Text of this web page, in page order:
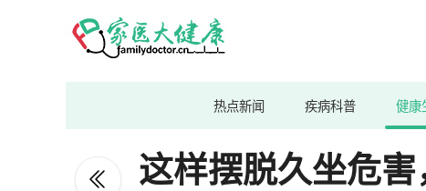
热点新闻 疾病科普 健康
这样摆脱久坐危害